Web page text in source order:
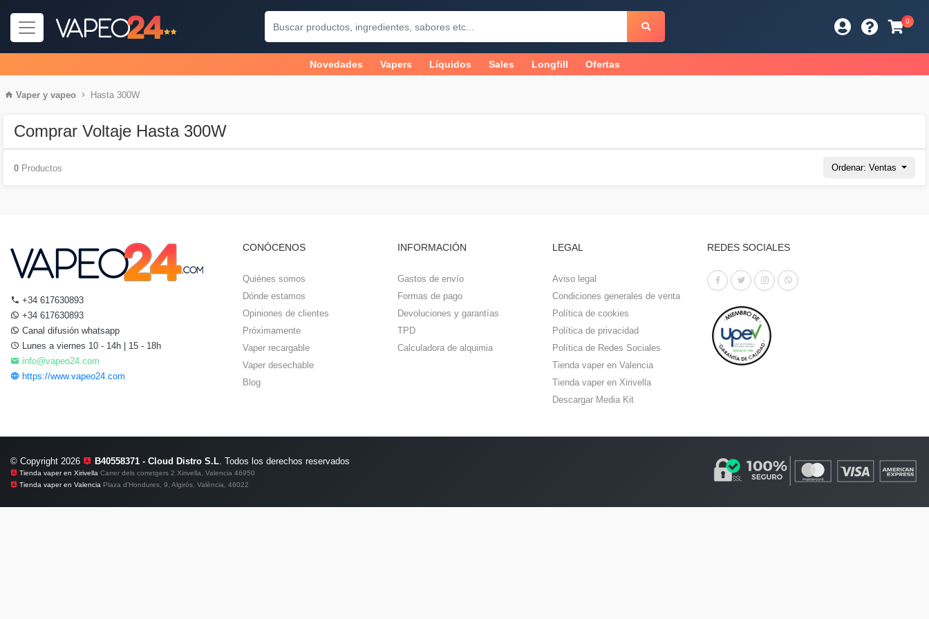
0
Novedades Vapers Líquidos Sales Longfill Ofertas
Vaper y vapeo Hasta 300W
Comprar Voltaje Hasta 300W
Ordenar: Ventas
0 Productos
+34 617630893
+34 617630893
Canal difusión whatsapp
Lunes a viernes 10 - 14h | 15 - 18h
info@vapeo24.com
https://www.vapeo24.com
CONÓCENOS
Quiénes somos
Dónde estamos
Opiniones de clientes
Próximamente
Vaper recargable
Vaper desechable
Blog
INFORMACIÓN
Gastos de envío
Formas de pago
Devoluciones y garantías
TPD
Calculadora de alquimia
LEGAL
Aviso legal
Condiciones generales de venta
Política de cookies
Política de privacidad
Política de Redes Sociales
Tienda vaper en Valencia
Tienda vaper en Xirivella
Descargar Media Kit
REDES SOCIALES
© Copyright 2026 B40558371 - Cloud Distro S.L. Todos los derechos reservados
Tienda vaper en Xirivella Carrer dels corretgers 2 Xirivella, Valencia 46950
Tienda vaper en Valencia Plaza d'Hondures, 9, Algirós, València, 46022